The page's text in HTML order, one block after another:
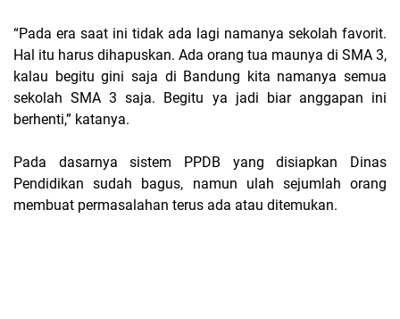
“Pada era saat ini tidak ada lagi namanya sekolah favorit.
Hal itu harus dihapuskan. Ada orang tua maunya di SMA 3,
kalau begitu gini saja di Bandung kita namanya semua
sekolah SMA 3 saja. Begitu ya jadi biar anggapan ini
berhenti,” katanya.
Pada dasarnya sistem PPDB yang disiapkan Dinas
Pendidikan sudah bagus, namun ulah sejumlah orang
membuat permasalahan terus ada atau ditemukan.